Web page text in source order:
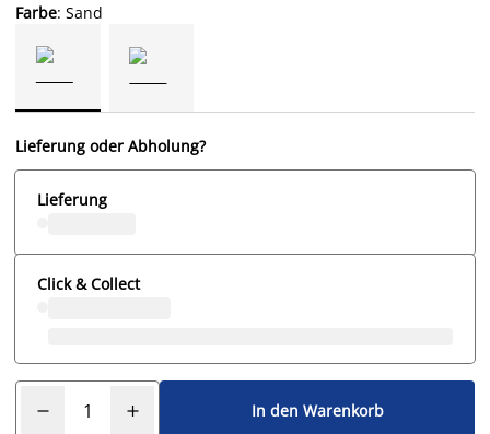
Farbe: Sand
Lieferung oder Abholung?
Lieferung
Click & Collect
In den Warenkorb